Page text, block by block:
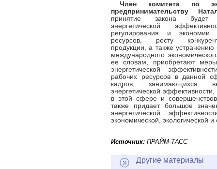
Член комитета по
предпринимательству
принятие закона будет
энергетической
регулирования и
ресурсов, росту
продукции, а также
международного
ее словам, приобретают
энергетической
рабочих ресурсов в данной
кадров, занимающихся
энергетической
в этой сфере и
также придает большое
энергетической
экономической, экологической
Источник: ПРАЙМ-ТАСС
Другие материалы